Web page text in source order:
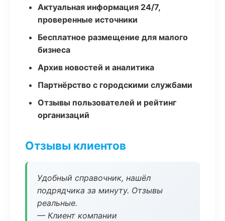
Актуальная информация 24/7,
проверенные источники
Бесплатное размещение для малого
бизнеса
Архив новостей и аналитика
Партнёрство с городскими службами
Отзывы пользователей и рейтинг
организаций
Отзывы клиентов
Удобный справочник, нашёл
подрядчика за минуту. Отзывы
реальные.
— Клиент компании